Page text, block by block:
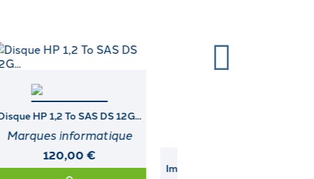
Imprimante DIGITAL (LA30W-